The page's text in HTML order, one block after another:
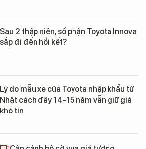
Sau 2 thập niên, số phận Toyota Innova
sắp đi đến hồi kết?
Lý do mẫu xe của Toyota nhập khẩu từ
Nhật cách đây 14-15 năm vẫn giữ giá
khó tin